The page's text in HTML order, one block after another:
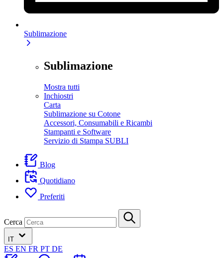
Sublimazione
Sublimazione
Mostra tutti
Inchiostri
Carta
Sublimazione su Cotone
Accessori, Consumabili e Ricambi
Stampanti e Software
Servizio di Stampa SUBLI
Blog
Quotidiano
Preferiti
Cerca
IT
ES EN FR PT DE